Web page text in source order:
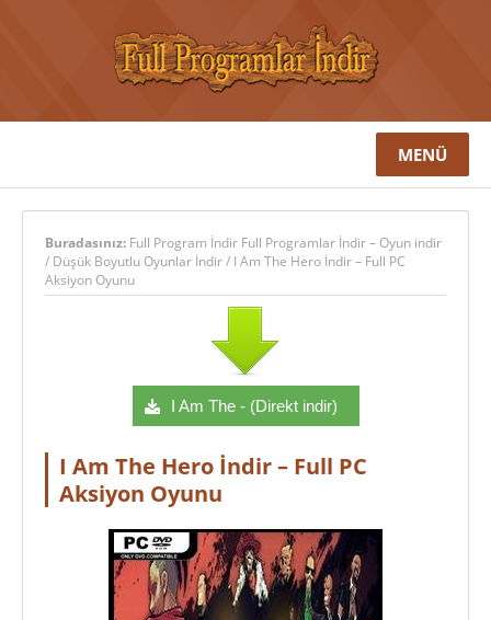
MENÜ
Buradasınız: Full Program İndir Full Programlar İndir – Oyun indir
/ Düşük Boyutlu Oyunlar İndir/ I Am The Hero İndir – Full PC
Aksiyon Oyunu
I Am The - (Direkt indir)
I Am The Hero İndir – Full PC
Aksiyon Oyunu